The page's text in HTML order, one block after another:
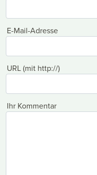
E-Mail-Adresse
URL (mit http://)
Ihr Kommentar